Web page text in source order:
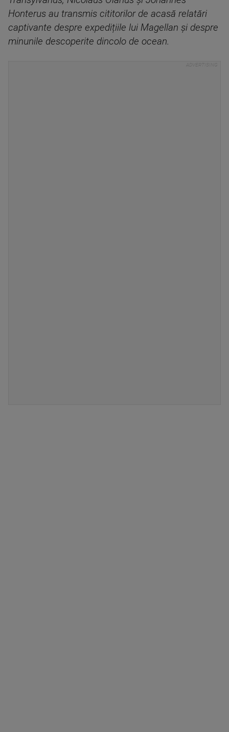
Honterus au transmis cititorilor de acasă relatări
captivante despre expedițiile lui Magellan și despre
minunile descoperite dincolo de ocean.